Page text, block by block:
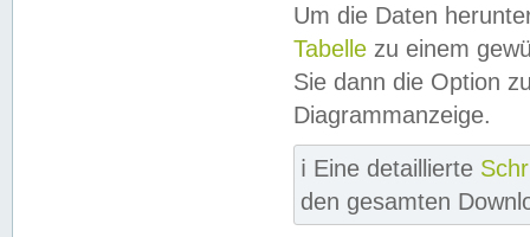
Um die Daten
Tabelle zu einem
Sie dann die Option
Diagrammanzeige.
ℹ️ Eine detaillierte
den gesamten